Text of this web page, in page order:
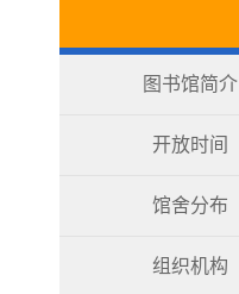
图书馆简介
开放时间
馆舍分布
组织机构